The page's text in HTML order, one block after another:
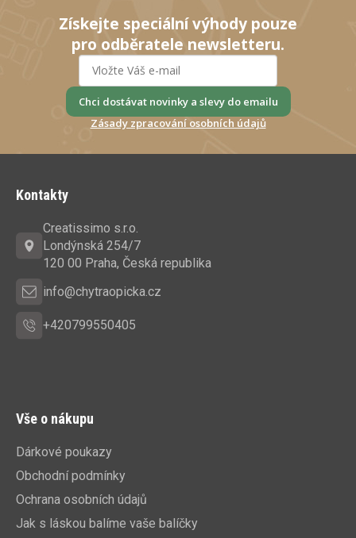
Získejte speciální výhody pouze
pro odběratele newsletteru.
Chci dostávat novinky a slevy do emailu
Zásady zpracování osobních údajů
Kontakty
Creatissimo s.r.o.
Londýnská 254/7
120 00 Praha, Česká republika
info@chytraopicka.cz
+420799550405
Vše o nákupu
Dárkové poukazy
Obchodní podmínky
Ochrana osobních údajů
Jak s láskou balíme vaše balíčky